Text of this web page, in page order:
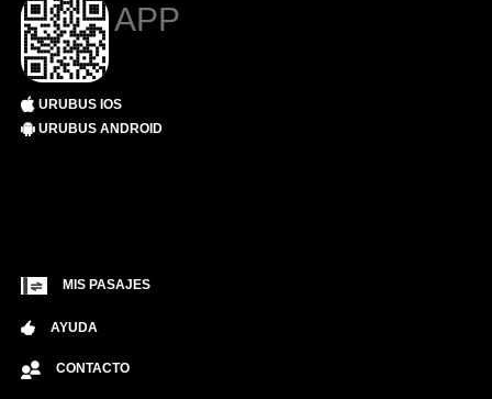
APP
URUBUS IOS
URUBUS ANDROID
MIS PASAJES
AYUDA
CONTACTO